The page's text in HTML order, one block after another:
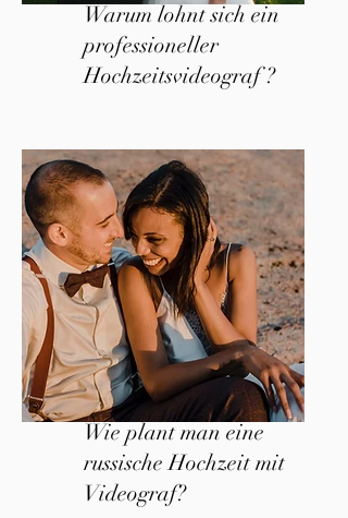
Warum lohnt sich ein
professioneller
Hochzeitsvideograf ?
Wie plant man eine
russische Hochzeit mit
Videograf?